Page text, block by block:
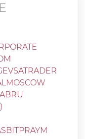
VSATRADER
BITPRAYM